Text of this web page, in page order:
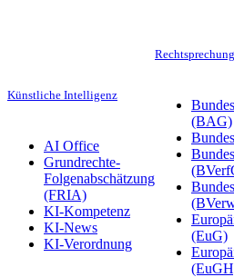
Künstliche Intelligenz
AI Office
Grundrechte-
Folgenabschätzung
(FRIA)
KI-Kompetenz
KI-News
KI-Verordnung
Rechtsprechung
(BAG)
(EuG)